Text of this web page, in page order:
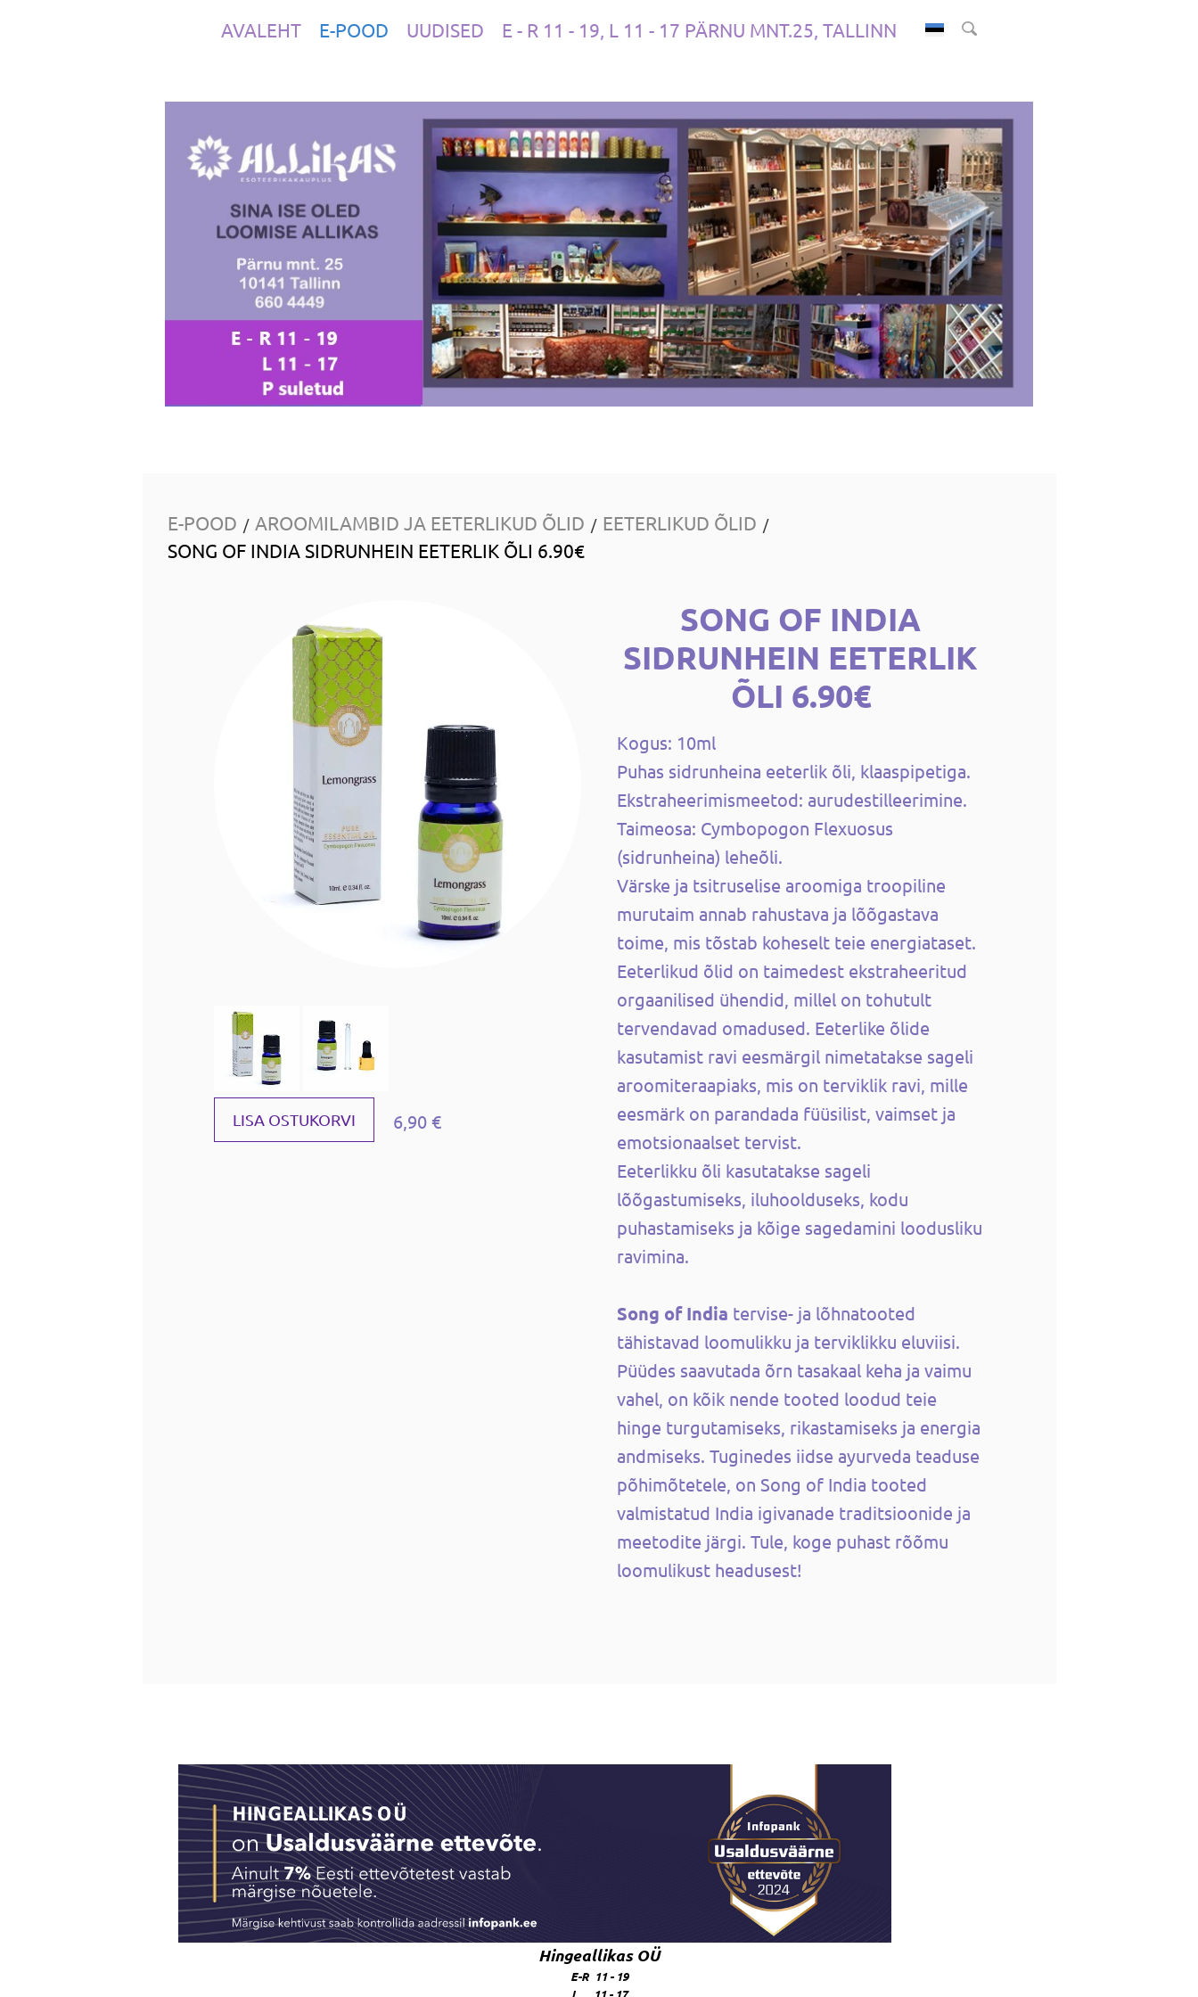
AVALEHT E-POOD UUDISED E - R 11 - 19, L 11 - 17 PÄRNU MNT.25, TALLINN
E-POOD / AROOMILAMBID JA EETERLIKUD ÕLID / EETERLIKUD ÕLID /
SONG OF INDIA SIDRUNHEIN EETERLIK ÕLI 6.90€
LISA OSTUKORVI 6,90 €
SONG OF INDIA
SIDRUNHEIN EETERLIK
ÕLI 6.90€
Kogus: 10ml
Puhas sidrunheina eeterlik õli, klaaspipetiga.
Ekstraheerimismeetod: aurudestilleerimine.
Taimeosa: Cymbopogon Flexuosus
(sidrunheina) leheõli.
Värske ja tsitruselise aroomiga troopiline
murutaim annab rahustava ja lõõgastava
toime, mis tõstab koheselt teie energiataset.
Eeterlikud õlid on taimedest ekstraheeritud
orgaanilised ühendid, millel on tohutult
tervendavad omadused. Eeterlike õlide
kasutamist ravi eesmärgil nimetatakse sageli
aroomiteraapiaks, mis on terviklik ravi, mille
eesmärk on parandada füüsilist, vaimset ja
emotsionaalset tervist.
Eeterlikku õli kasutatakse sageli
lõõgastumiseks, iluhoolduseks, kodu
puhastamiseks ja kõige sagedamini loodusliku
ravimina.
Song of India tervise- ja lõhnatooted
tähistavad loomulikku ja terviklikku eluviisi.
Püüdes saavutada õrn tasakaal keha ja vaimu
vahel, on kõik nende tooted loodud teie
hinge turgutamiseks, rikastamiseks ja energia
andmiseks. Tuginedes iidse ayurveda teaduse
põhimõtetele, on Song of India tooted
valmistatud India igivanade traditsioonide ja
meetodite järgi. Tule, koge puhast rõõmu
loomulikust headusest!
Hingeallikas OÜ
E-R 11 - 19